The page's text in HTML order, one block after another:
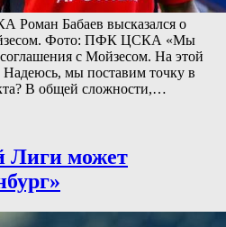
Роман Бабаев высказался о
Фото: ПФК ЦСКА «Мы
с Мойзесом. На этой
Надеюсь, мы поставим точку в
В общей сложности,…
Лиги может